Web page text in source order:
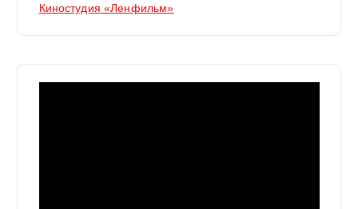
Киностудия «Ленфильм»